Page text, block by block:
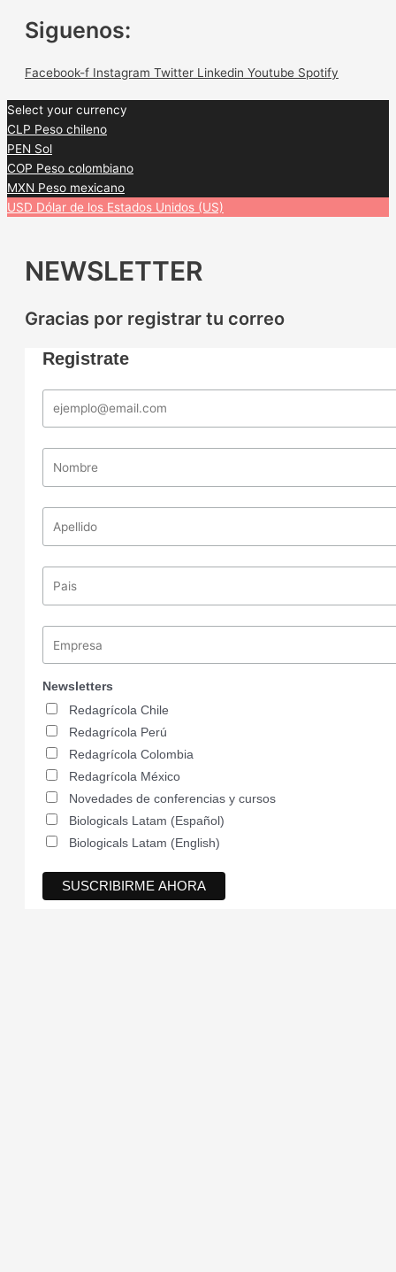
Siguenos:
Facebook-f Instagram Twitter Linkedin Youtube Spotify
Select your currency
CLP Peso chileno
PEN Sol
COP Peso colombiano
MXN Peso mexicano
USD Dólar de los Estados Unidos (US)
NEWSLETTER
Gracias por registrar tu correo
Registrate
Newsletters
Redagrícola Chile
Redagrícola Perú
Redagrícola Colombia
Redagrícola México
Novedades de conferencias y cursos
Biologicals Latam (Español)
Biologicals Latam (English)